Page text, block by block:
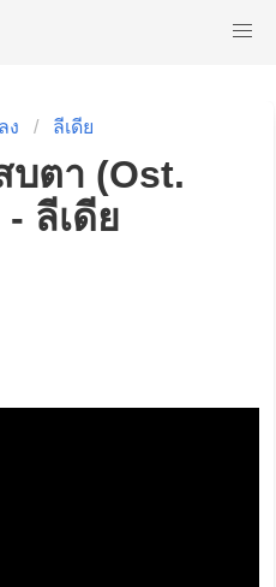
ง ลีเดีย
บตา (Ost.
ลีเดีย